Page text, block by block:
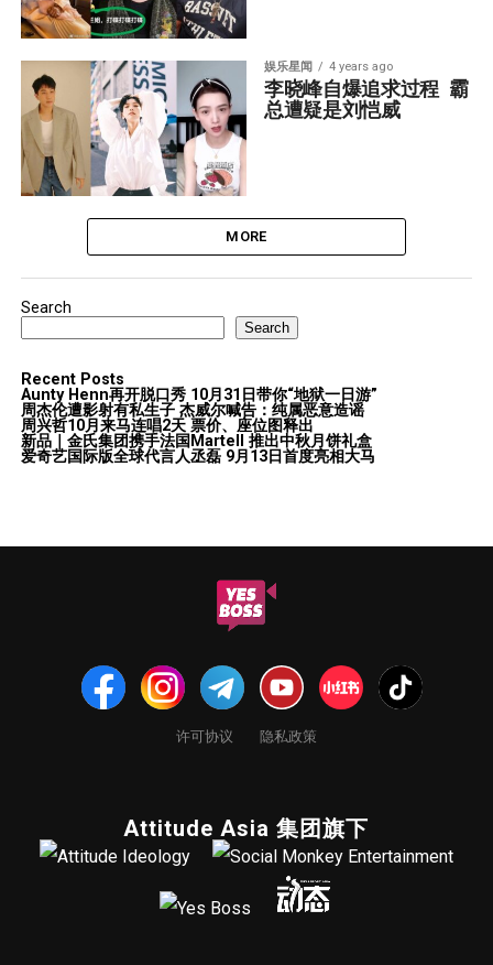
娱乐星闻 4 years ago
李晓峰自爆追求过程  霸
总遭疑是刘恺威
MORE
Search
Search
Recent Posts
Aunty Henn再开脱口秀 10月31日带你“地狱一日游”
周杰伦遭影射有私生子 杰威尔喊告：纯属恶意造谣
周兴哲10月来马连唱2天 票价、座位图释出
新品｜金氏集团携手法国Martell 推出中秋月饼礼盒
爱奇艺国际版全球代言人丞磊 9月13日首度亮相大马
许可协议 隐私政策
Attitude Asia 集团旗下